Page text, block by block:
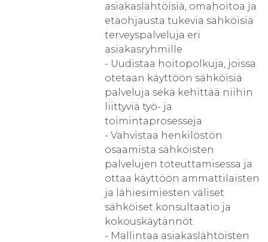
asiakaslähtöisiä, omahoitoa ja
etäohjausta tukevia sähköisiä
terveyspalveluja eri
asiakasryhmille
- Uudistaa hoitopolkuja, joissa
otetaan käyttöön sähköisiä
palveluja sekä kehittää niihin
liittyviä työ- ja
toimintaprosesseja
- Vahvistaa henkilöstön
osaamista sähköisten
palvelujen toteuttamisessa ja
ottaa käyttöön ammattilaisten
ja lähiesimiesten väliset
sähköiset konsultaatio ja
kokouskäytännöt
- Mallintaa asiakaslähtöisten